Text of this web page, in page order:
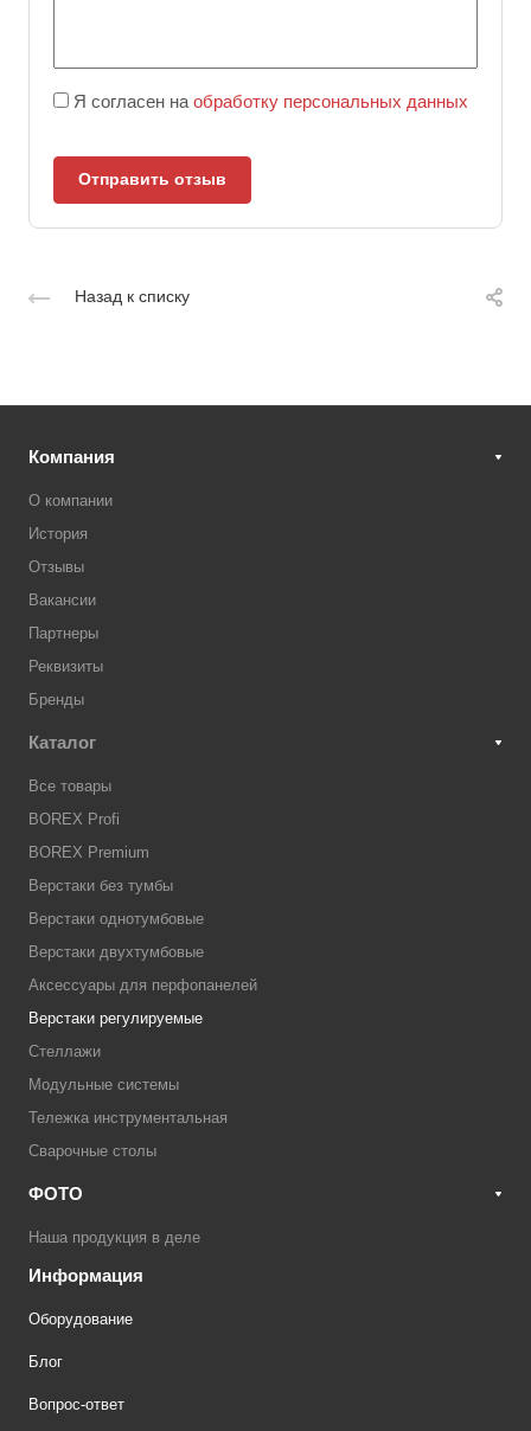
Я согласен на обработку персональных данных
Отправить отзыв
Назад к списку
Компания
О компании
История
Отзывы
Вакансии
Партнеры
Реквизиты
Бренды
Каталог
Все товары
BOREX Profi
BOREX Premium
Верстаки без тумбы
Верстаки однотумбовые
Верстаки двухтумбовые
Аксессуары для перфопанелей
Верстаки регулируемые
Стеллажи
Модульные системы
Тележка инструментальная
Сварочные столы
ФОТО
Наша продукция в деле
Информация
Оборудование
Блог
Вопрос-ответ